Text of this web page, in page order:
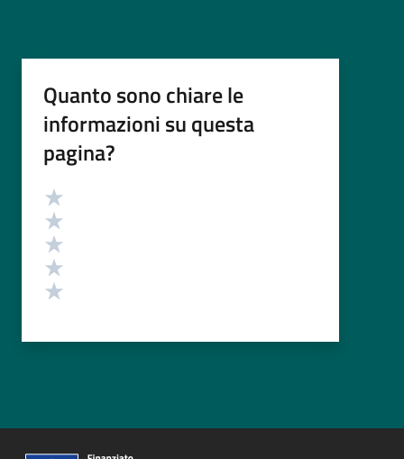
Quanto sono chiare le
informazioni su questa
pagina?
Valutazione